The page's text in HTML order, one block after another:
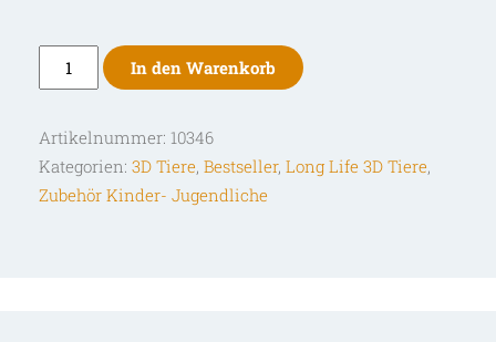
Longlife
3D-
Ratte
Menge
In den Warenkorb
Artikelnummer: 10346
Kategorien: 3D Tiere, Bestseller, Long Life 3D Tiere,
Zubehör Kinder- Jugendliche